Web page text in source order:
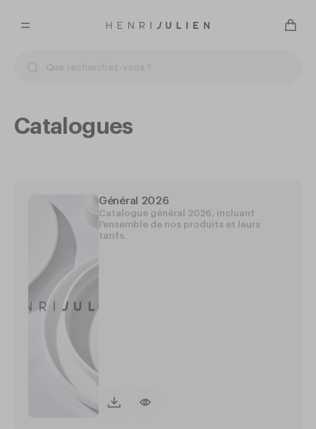
Catalogues
Général 2026
Catalogue général 2026, incluant
l'ensemble de nos produits et leurs
tarifs.